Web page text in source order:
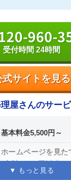
式サイトを見る
本情報
式会社マック
司良明
東京都港区六本木5-10-
全国
式サイトを見る
960-
受付時間 24時間
理屋さんのサー
基本料金5,500円～
ホームページを見た
(合計8,000円以上